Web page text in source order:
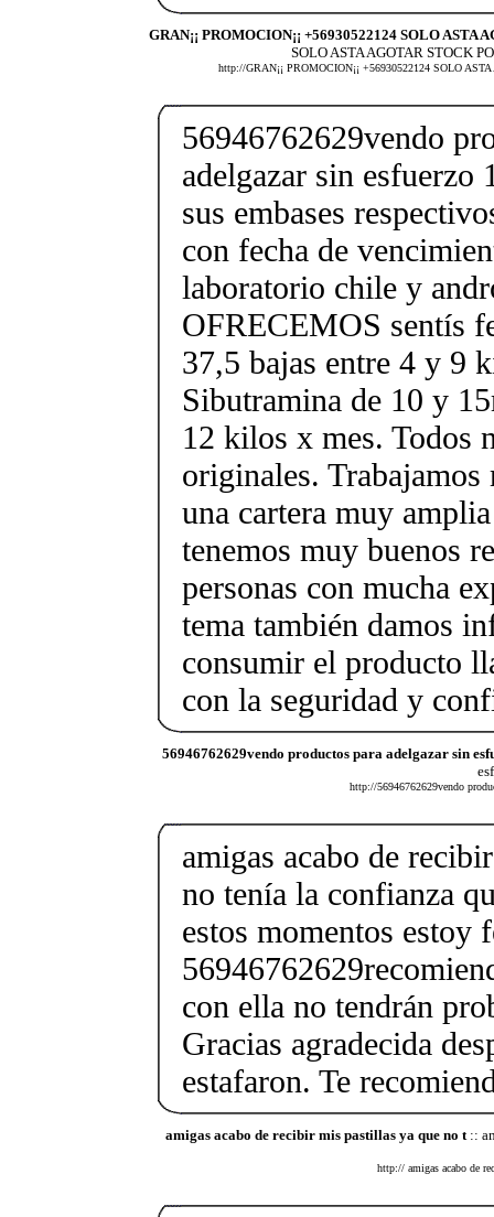
GRAN¡¡ PROMOCION¡¡ +56930522124 SOLO ASTA
SOLO ASTA AGOTAR STOCK
http://GRAN¡¡ PROMOCION¡¡ +56930522124 SOLO
56946762629vendo
adelgazar sin esfuerzo
sus embases
con fecha de
laboratorio chile y
OFRECEMOS sentís
37,5 bajas entre 4 y 9
Sibutramina de 10 y
12 kilos x mes. Todos
originales. Trabajamos
una cartera muy
tenemos muy buenos
personas con mucha
tema también damos
consumir el producto
con la seguridad y
56946762629vendo productos para adelgazar sin
http://56946762629vendo
amigas acabo de
no tenía la confianza
estos momentos estoy
con ella no tendrán
Gracias agradecida
estafaron. Te
amigas acabo de recibir mis pastillas ya que no t::
http:// amigas acabo de